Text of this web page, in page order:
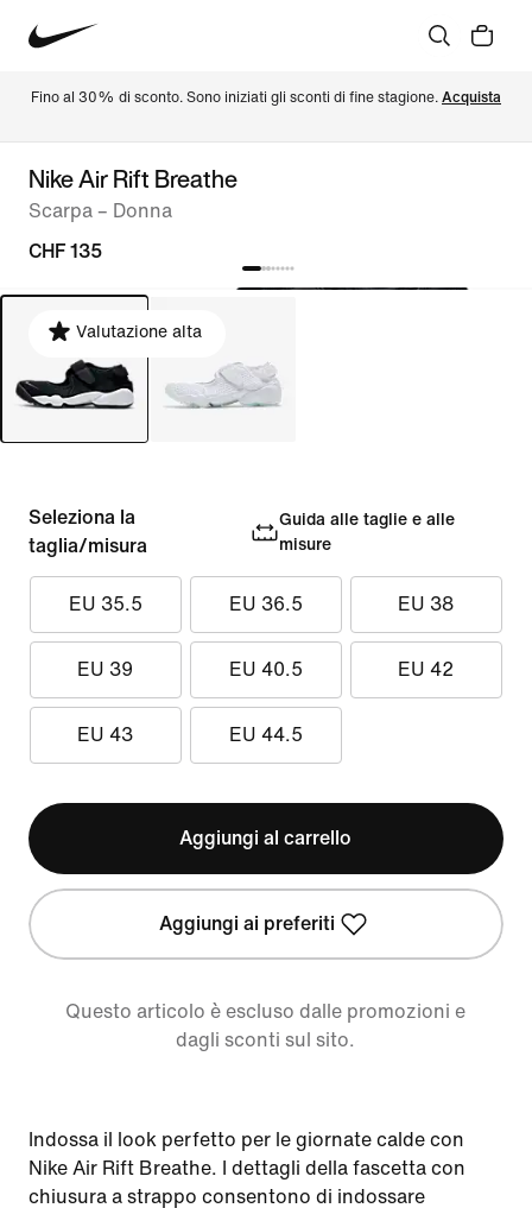
Fino al 30% di sconto. Sono iniziati gli sconti di fine stagione. Acquista
Nike Air Rift Breathe
Scarpa – Donna
CHF 135
Valutazione alta
Seleziona la
taglia/misura
Guida alle taglie e alle
misure
EU 35.5 EU 36.5 EU 38
EU 39 EU 40.5 EU 42
EU 43 EU 44.5
Aggiungi al carrello
Aggiungi ai preferiti
Questo articolo è escluso dalle promozioni e
dagli sconti sul sito.
Indossa il look perfetto per le giornate calde con
Nike Air Rift Breathe. I dettagli della fascetta con
chiusura a strappo consentono di indossare